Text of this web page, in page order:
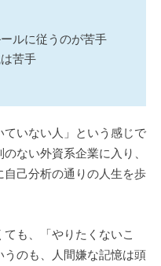
ルに従うのが苦手
苦手
いない人」という感じで
ない外資系企業に入り、
己分析の通りの人生を歩
ても、「やりたくないこ
のも、人間嫌な記憶は頭